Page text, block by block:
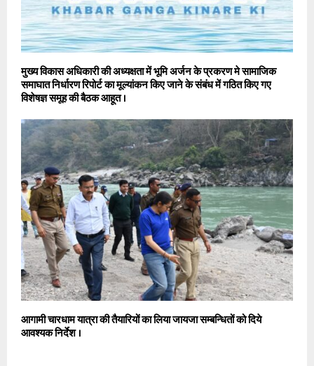
मुख्य विकास अधिकारी की अध्यक्षता में भूमि अर्जन के प्रकरण मे सामाजिक
समाघात निर्धारण रिपोर्ट का मूल्यांकन किए जाने के संबंध में गठित किए गए
विशेषज्ञ समूह की बैठक आहूत ।
आगामी चारधाम यात्रा की तैयारियों का लिया जायजा सम्बन्धितों को दिये
आवश्यक निर्देश ।